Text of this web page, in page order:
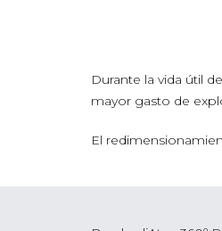
Durante la vida útil
mayor gasto de
El